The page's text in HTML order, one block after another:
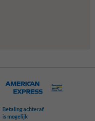
Betaling achteraf
is mogelijk